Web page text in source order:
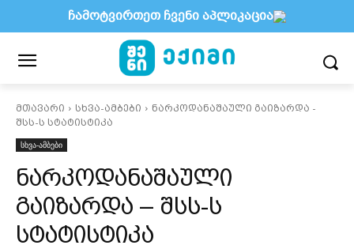
მთავარი სხვა-ამბები
ნარკოდანაშაული გაიზარდა -
შსს-ს სტატისტიკა
სხვა-ამბები
ნარკოდანაშაული
გაიზარდა – შსს-ს
სტატისტიკა
ჩამოტვირთეთ ჩვენი აპლიკაცია